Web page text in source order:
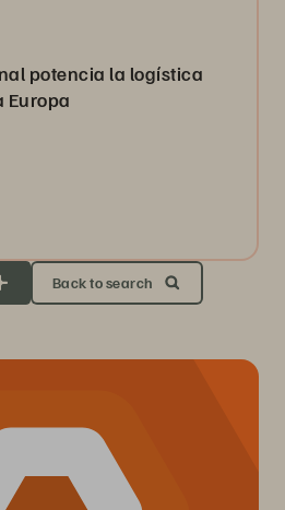
potencia la logística
Europa
Back to search